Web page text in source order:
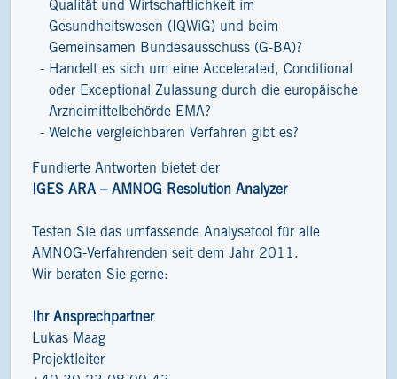
Qualität und Wirtschaftlichkeit im
Gesundheitswesen (IQWiG) und beim
Gemeinsamen Bundesausschuss (G-BA)?
Handelt es sich um eine Accelerated, Conditional
oder Exceptional Zulassung durch die europäische
Arzneimittelbehörde EMA?
Welche vergleichbaren Verfahren gibt es?
Fundierte Antworten bietet der
IGES ARA – AMNOG Resolution Analyzer
Testen Sie das umfassende Analysetool für alle
AMNOG-Verfahrenden seit dem Jahr 2011.
Wir beraten Sie gerne:
Ihr Ansprechpartner
Lukas Maag
Projektleiter